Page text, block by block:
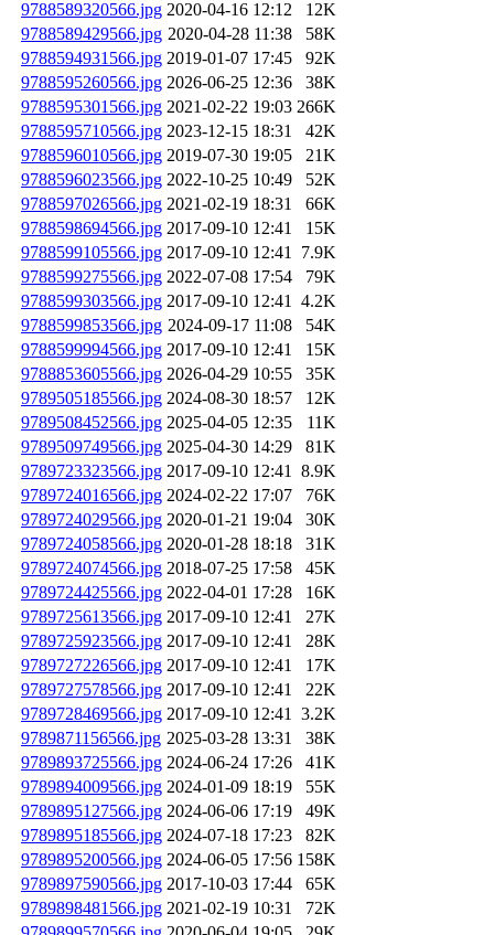
9788589320566.jpg 2020-04-16 12:12
12K
9788589429566.jpg 2020-04-28 11:38
58K
9788594931566.jpg 2019-01-07 17:45
92K
9788595260566.jpg 2026-06-25 12:36
38K
9788595301566.jpg 2021-02-22 19:03 266K
9788595710566.jpg 2023-12-15 18:31
42K
9788596010566.jpg 2019-07-30 19:05
21K
9788596023566.jpg 2022-10-25 10:49
52K
9788597026566.jpg 2021-02-19 18:31
66K
9788598694566.jpg 2017-09-10 12:41
15K
9788599105566.jpg 2017-09-10 12:41 7.9K
9788599275566.jpg 2022-07-08 17:54
79K
9788599303566.jpg 2017-09-10 12:41 4.2K
9788599853566.jpg 2024-09-17 11:08
54K
9788599994566.jpg 2017-09-10 12:41
15K
9788853605566.jpg 2026-04-29 10:55
35K
9789505185566.jpg 2024-08-30 18:57
12K
9789508452566.jpg 2025-04-05 12:35
11K
9789509749566.jpg 2025-04-30 14:29
81K
9789723323566.jpg 2017-09-10 12:41 8.9K
9789724016566.jpg 2024-02-22 17:07
76K
9789724029566.jpg 2020-01-21 19:04
30K
9789724058566.jpg 2020-01-28 18:18
31K
9789724074566.jpg 2018-07-25 17:58
45K
9789724425566.jpg 2022-04-01 17:28
16K
9789725613566.jpg 2017-09-10 12:41
27K
9789725923566.jpg 2017-09-10 12:41
28K
9789727226566.jpg 2017-09-10 12:41
17K
9789727578566.jpg 2017-09-10 12:41
22K
9789728469566.jpg 2017-09-10 12:41 3.2K
9789871156566.jpg 2025-03-28 13:31
38K
9789893725566.jpg 2024-06-24 17:26
41K
9789894009566.jpg 2024-01-09 18:19
55K
9789895127566.jpg 2024-06-06 17:19
49K
9789895185566.jpg 2024-07-18 17:23
82K
9789895200566.jpg 2024-06-05 17:56 158K
9789897590566.jpg 2017-10-03 17:44
65K
9789898481566.jpg 2021-02-19 10:31
72K